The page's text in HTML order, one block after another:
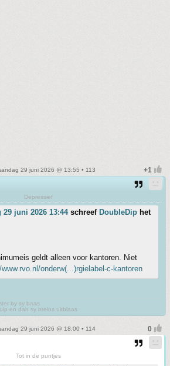
29 juni 2026 @ 13:55 • 113
Depressief
29 juni 2026 13:44schreef DoubleDip het
geldt alleen voor kantoren. Niet
onderw(...)rgielabel-c-kantoren
by sy baas
en dan sy breins uitblaas
29 juni 2026 @ 18:00 • 114
Tot in de puntjes